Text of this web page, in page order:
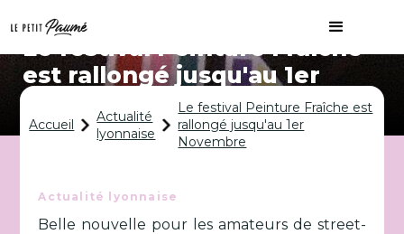
Le festival Peinture Fraîche
est rallongé jusqu'au 1er
Accueil
Actualité
lyonnaise
Le festival Peinture Fraîche est
rallongé jusqu'au 1er
Novembre
Actualité lyonnaise
Belle nouvelle pour les amateurs de street-